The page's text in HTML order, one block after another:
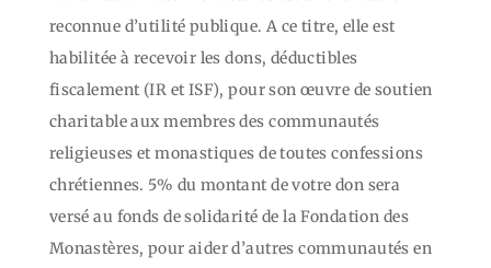
reconnue d’utilité publique. A ce titre, elle est
habilitée à recevoir les dons, déductibles
fiscalement (IR et ISF), pour son œuvre de soutien
charitable aux membres des communautés
religieuses et monastiques de toutes confessions
chrétiennes. 5% du montant de votre don sera
versé au fonds de solidarité de la Fondation des
Monastères, pour aider d’autres communautés en